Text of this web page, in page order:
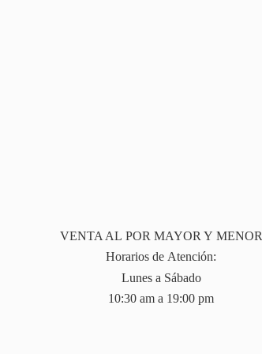
VENTA AL POR MAYOR Y MENOR
Horarios de Atención:
Lunes a Sábado
10:30 am a 19:00 pm